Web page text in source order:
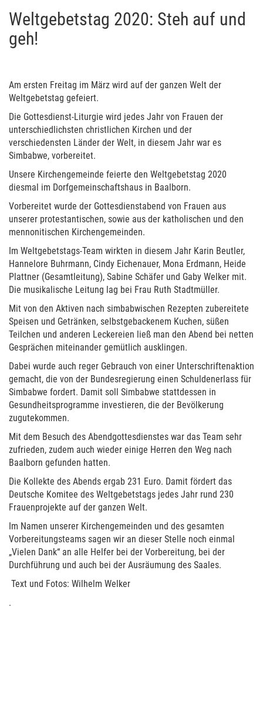
Weltgebetstag 2020: Steh auf und
geh!
Am ersten Freitag im März wird auf der ganzen Welt der
Weltgebetstag gefeiert.
Die Gottesdienst-Liturgie wird jedes Jahr von Frauen der
unterschiedlichsten christlichen Kirchen und der
verschiedensten Länder der Welt, in diesem Jahr war es
Simbabwe, vorbereitet.
Unsere Kirchengemeinde feierte den Weltgebetstag 2020
diesmal im Dorfgemeinschaftshaus in Baalborn.
Vorbereitet wurde der Gottesdienstabend von Frauen aus
unserer protestantischen, sowie aus der katholischen und den
mennonitischen Kirchengemeinden.
Im Weltgebetstags-Team wirkten in diesem Jahr Karin Beutler,
Hannelore Buhrmann, Cindy Eichenauer, Mona Erdmann, Heide
Plattner (Gesamtleitung), Sabine Schäfer und Gaby Welker mit.
Die musikalische Leitung lag bei Frau Ruth Stadtmüller.
Mit von den Aktiven nach simbabwischen Rezepten zubereitete
Speisen und Getränken, selbstgebackenem Kuchen, süßen
Teilchen und anderen Leckereien ließ man den Abend bei netten
Gesprächen miteinander gemütlich ausklingen.
Dabei wurde auch reger Gebrauch von einer Unterschriftenaktion
gemacht, die von der Bundesregierung einen Schuldenerlass für
Simbabwe fordert. Damit soll Simbabwe stattdessen in
Gesundheitsprogramme investieren, die der Bevölkerung
zugutekommen.
Mit dem Besuch des Abendgottesdienstes war das Team sehr
zufrieden, zudem auch wieder einige Herren den Weg nach
Baalborn gefunden hatten.
Die Kollekte des Abends ergab 231 Euro. Damit fördert das
Deutsche Komitee des Weltgebetstags jedes Jahr rund 230
Frauenprojekte auf der ganzen Welt.
Im Namen unserer Kirchengemeinden und des gesamten
Vorbereitungsteams sagen wir an dieser Stelle noch einmal
„Vielen Dank“ an alle Helfer bei der Vorbereitung, bei der
Durchführung und auch bei der Ausräumung des Saales.
Text und Fotos: Wilhelm Welker
.